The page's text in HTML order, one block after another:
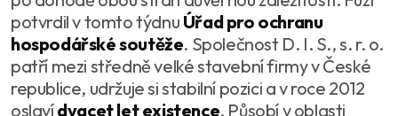
potvrdil v tomto týdnu Úřad pro ochranu
hospodářské soutěže. Společnost D. I. S., s. r. o.
patří mezi středně velké stavební firmy v České
republice, udržuje si stabilní pozici a v roce 2012
oslavídvacet let existence. Působí v oblasti